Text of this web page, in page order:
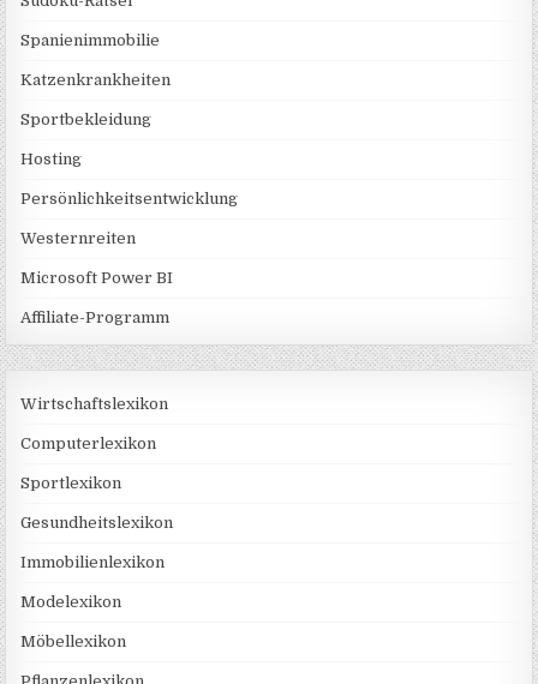
Spanienimmobilie
Katzenkrankheiten
Sportbekleidung
Hosting
Persönlichkeitsentwicklung
Westernreiten
Microsoft Power BI
Affiliate-Programm
Wirtschaftslexikon
Computerlexikon
Sportlexikon
Gesundheitslexikon
Immobilienlexikon
Modelexikon
Möbellexikon